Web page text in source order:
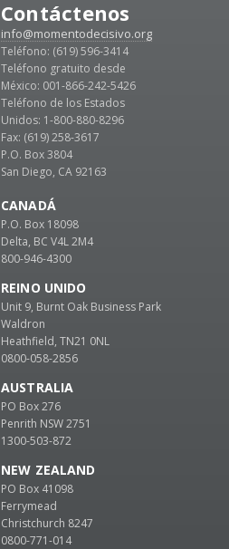
Contáctenos
info@momentodecisivo.org
Teléfono: (619) 596-3414
Teléfono gratuito desde
México: 001-866-242-5426
Teléfono de los Estados
Unidos: 1-800-880-8296
Fax: (619) 258-3617
P.O. Box 3804
San Diego, CA 92163
CANADÁ
P.O. Box 18098
Delta, BC V4L 2M4
800-946-4300
REINO UNIDO
Unit 9, Burnt Oak Business Park
Waldron
Heathfield, TN21 0NL
0800-058-2856
AUSTRALIA
PO Box 276
Penrith NSW 2751
1300-503-872
NEW ZEALAND
PO Box 41098
Ferrymead
Christchurch 8247
0800-771-014